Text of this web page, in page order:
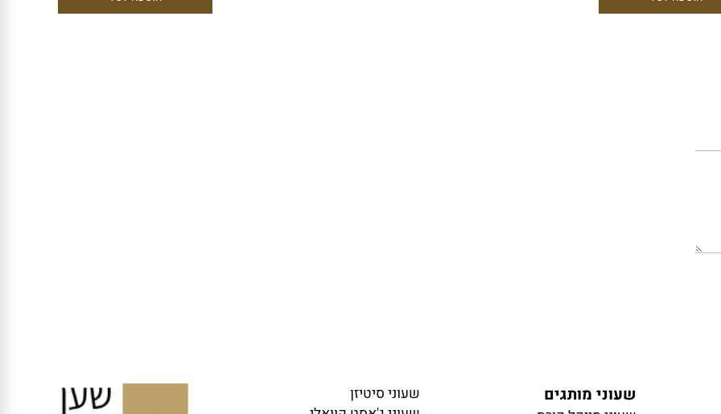
₪299 מחיר מבצע: ₪299